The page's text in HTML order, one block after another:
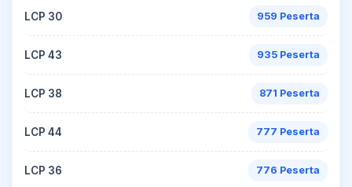
LCP 30 959 Peserta
LCP 43 935 Peserta
LCP 38 871 Peserta
LCP 44 777 Peserta
LCP 36 776 Peserta